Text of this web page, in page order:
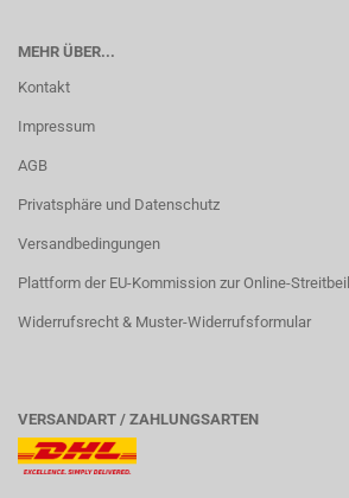
MEHR ÜBER...
Kontakt
Impressum
AGB
Privatsphäre und Datenschutz
Versandbedingungen
Plattform der EU-Kommission zur Online-
Widerrufsrecht & Muster-Widerrufsformular
VERSANDART / ZAHLUNGSARTEN